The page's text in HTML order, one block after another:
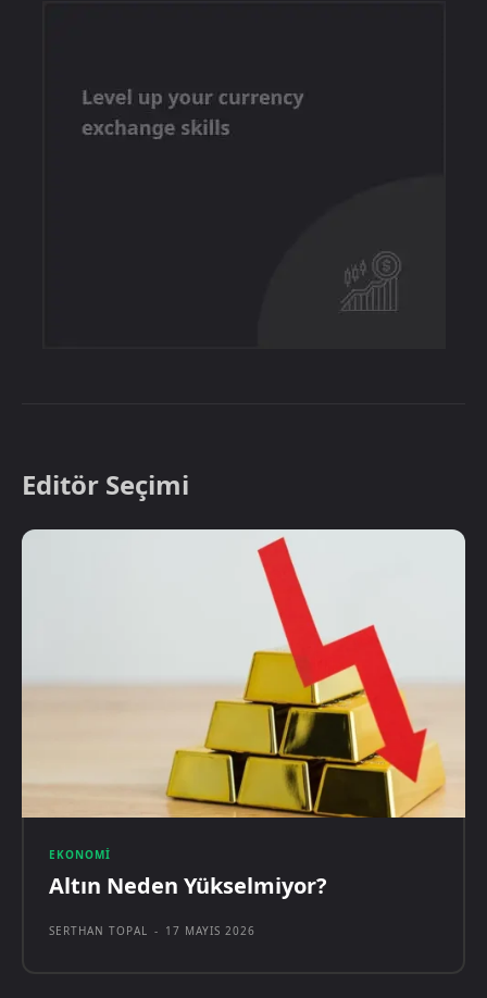
Editör Seçimi
EKONOMI
Altın Neden Yükselmiyor?
SERTHAN TOPAL - 17 MAYIS 2026